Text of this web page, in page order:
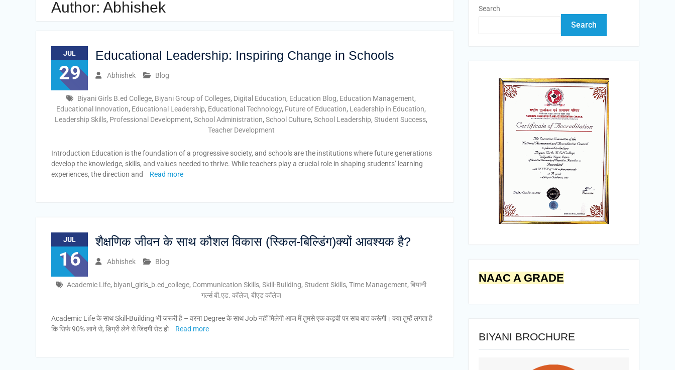
Author: Abhishek
JUL
29
Educational Leadership: Inspiring Change in Schools
Abhishek Blog
Biyani Girls B.ed College, Biyani Group of Colleges, Digital Education, Education Blog, Education Management,
Educational Innovation, Educational Leadership, Educational Technology, Future of Education, Leadership in Education,
Leadership Skills, Professional Development, School Administration, School Culture, School Leadership, Student Success,
Teacher Development
Introduction Education is the foundation of a progressive society, and schools are the institutions where future generations
develop the knowledge, skills, and values needed to thrive. While teachers play a crucial role in shaping students’ learning
experiences, the direction and
Read more
JUL
16
शैक्षणिक जीवन के साथ कौशल विकास (स्किल-बिल्डिंग)क्यों आवश्यक है?
Abhishek Blog
Academic Life, biyani_girls_b.ed_college, Communication Skills, Skill-Building, Student Skills, Time Management, बियानी
गर्ल्स बी.एड. कॉलेज, बीएड कॉलेज
Academic Life के साथ Skill-Building भी जरूरी है – वरना Degree के साथ Job नहीं मिलेगी आज मैं तुमसे एक कड़वी पर सच बात करूंगी। क्या तुम्हें लगता है
कि सिर्फ 90% लाने से, डिग्री लेने से जिंदगी सेट हो
Read more
Search
Search
NAAC A GRADE
BIYANI BROCHURE